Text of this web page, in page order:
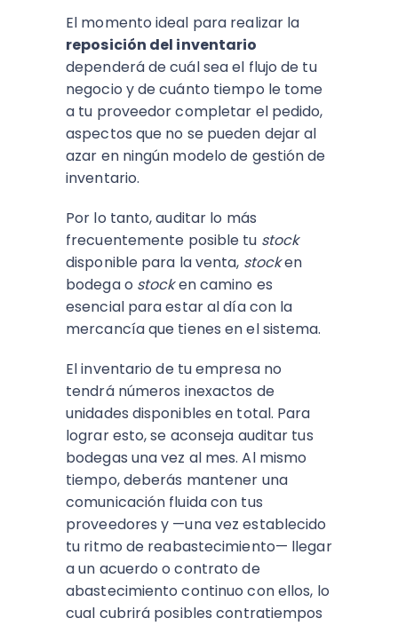
El momento ideal para realizar la
reposición del inventario
dependerá de cuál sea el flujo de tu
negocio y de cuánto tiempo le tome
a tu proveedor completar el pedido,
aspectos que no se pueden dejar al
azar en ningún modelo de gestión de
inventario.
Por lo tanto, auditar lo más
frecuentemente posible tu stock
disponible para la venta, stocken
bodega o stocken camino es
esencial para estar al día con la
mercancía que tienes en el sistema.
El inventario de tu empresa no
tendrá números inexactos de
unidades disponibles en total. Para
lograr esto, se aconseja auditar tus
bodegas una vez al mes. Al mismo
tiempo, deberás mantener una
comunicación fluida con tus
proveedores y —una vez establecido
tu ritmo de reabastecimiento— llegar
a un acuerdo o contrato de
abastecimiento continuo con ellos, lo
cual cubrirá posibles contratiempos